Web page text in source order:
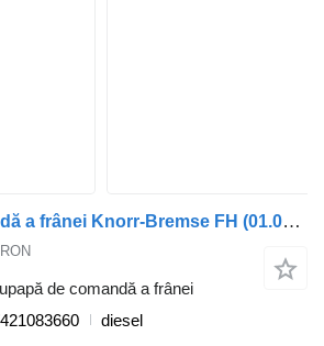
Supapă de comandă a frânei Knorr-Bremse FH (01.05-) K019821 pentru cap tractor Volvo FH12, FH16, NH12, FH, VNL780 (1993-2014)
de comandă a frânei
diesel